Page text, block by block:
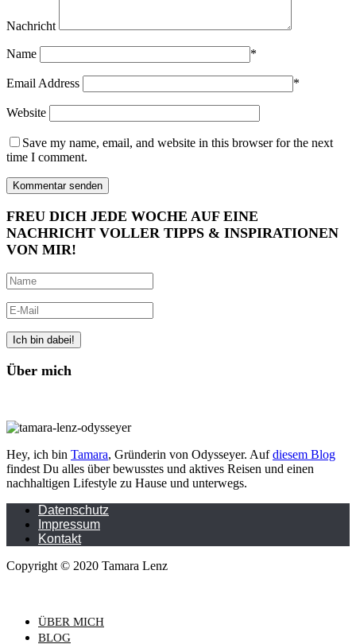
Nachricht
Name *
Email Address *
Website
Save my name, email, and website in this browser for the next
time I comment.
FREU DICH JEDE WOCHE AUF EINE
NACHRICHT VOLLER TIPPS & INSPIRATIONEN
VON MIR!
Über mich
Hey, ich bin Tamara, Gründerin von Odysseyer. Aufdiesem Blog
findest Du alles über bewusstes und aktives Reisen und einen
nachhaltigen Lifestyle zu Hause und unterwegs.
Datenschutz
Impressum
Kontakt
Copyright © 2020 Tamara Lenz
ÜBER MICH
BLOG